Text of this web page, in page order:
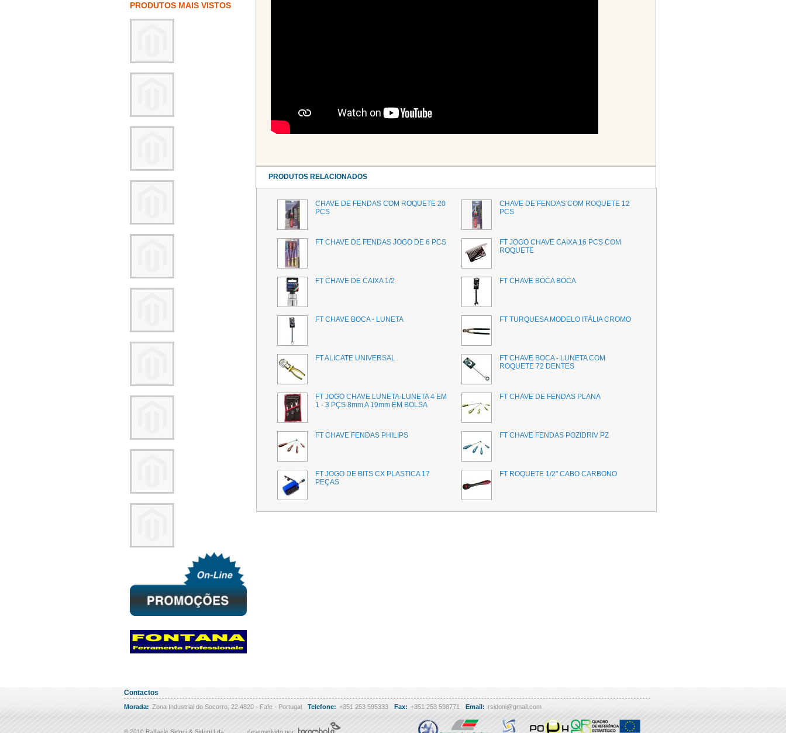
PRODUTOS MAIS VISTOS
PRODUTOS RELACIONADOS
CHAVE DE FENDAS COM ROQUETE 20
PCS
CHAVE DE FENDAS COM ROQUETE 12
PCS
FT CHAVE DE FENDAS JOGO DE 6 PCS
FT JOGO CHAVE CAIXA 16 PCS COM
ROQUETE
FT CHAVE DE CAIXA 1/2 FT CHAVE BOCA BOCA
FT CHAVE BOCA - LUNETA FT TURQUESA MODELO ITÁLIA CROMO
FT ALICATE UNIVERSAL
FT CHAVE BOCA - LUNETA COM
ROQUETE 72 DENTES
FT JOGO CHAVE LUNETA-LUNETA 4 EM
1 - 3 PÇS 8mm A 19mm EM BOLSA
FT CHAVE DE FENDAS PLANA
FT CHAVE FENDAS PHILIPS FT CHAVE FENDAS POZIDRIV PZ
FT JOGO DE BITS CX PLASTICA 17
PEÇAS
FT ROQUETE 1/2" CABO CARBONO
Contactos
Morada: Zona Industrial do Socorro, 22 4820 - Fafe - Portugal Telefone: +351 253 595333 Fax: +351 253 598771 Email: rsidoni@gmail.com
© 2010 Raffaele Sidoni & Sidoni Lda desenvolvido por: